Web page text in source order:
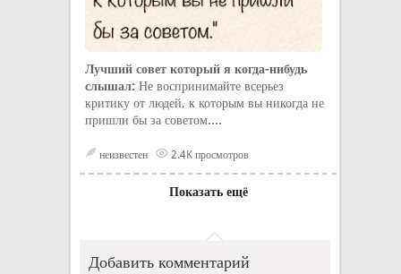
Лучший совет который я когда-нибудь
слышал: Не воспринимайте всерьез
критику от людей, к которым вы никогда не
пришли бы за советом....
неизвестен 2.4K просмотров
Показать ещё
Добавить комментарий